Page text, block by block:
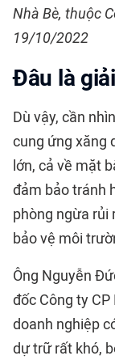
Nhà Bè, thuộc
19/10/2022
Đâu là
Dù vậy, cần
cung ứng xăng
lớn, cả về mặt
đảm bảo tránh
phòng ngừa rủi
bảo vệ môi
Ông Nguyễn
đốc Công ty
doanh nghiệp
dự trữ rất khó,